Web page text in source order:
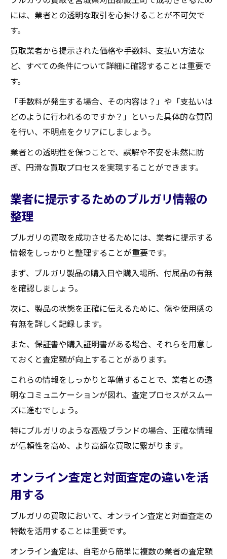
には、業者との透明な取引を心掛けることが不可欠で
す。
買取業者から提示された価格や手数料、支払い方法な
ど、すべての条件について詳細に確認することは重要で
す。
「手数料が発生する場合、その内容は？」や「支払いは
どのように行われるのですか？」といった具体的な質問
を行い、不明点をクリアにしましょう。
業者との透明性を保つことで、誤解や不安を未然に防
ぎ、円滑な買取プロセスを実現することができます。
業者に提示するためのブルガリ情報の
整理
ブルガリの買取を成功させるためには、業者に提示する
情報をしっかりと整理することが重要です。
まず、ブルガリ製品の購入日や購入場所、付属品の有無
を確認しましょう。
次に、製品の状態を正確に伝えるために、傷や使用感の
有無を詳しく記録します。
また、保証書や購入証明書がある場合、それらを用意し
ておくと査定額が向上することがあります。
これらの情報をしっかりと準備することで、業者との透
明なコミュニケーションが図れ、査定プロセスがスムー
ズに進むでしょう。
特にブルガリのような高級ブランドの場合、正確な情報
が信頼性を高め、より高額な買取に繋がります。
オンライン査定と対面査定の違いを活
用する
ブルガリの買取において、オンライン査定と対面査定の
特徴を活用することは重要です。
オンライン査定は、自宅から簡単に複数の業者の査定額